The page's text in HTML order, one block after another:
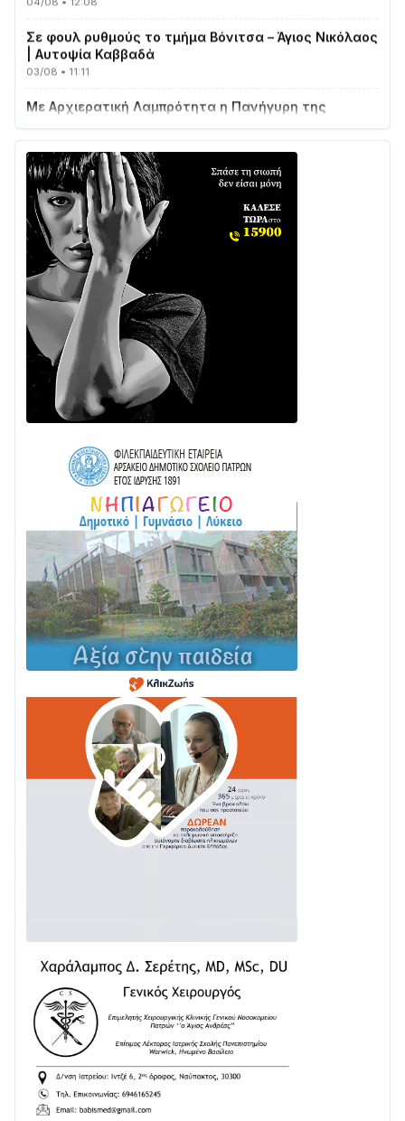
| Αυτοψία Καββαδά
03/08 • 11:11
Μεταμορφώσεως του Σωτήρος στο Γολέμι
Ενισχύεται η Πολιτική Προστασία στο Δήμο Αγρινίου
με δύο νέα υδροφόρα οχήματα
02/08 • 18:26
Διαβάστε την «Ναυπακτία» που κυκλοφορεί
31/07 • 08:16
Δωρίδα για Όλους: «Καμία εκχώρηση των νερών
στην ΕΥΔΑΠ»
28/07 • 21:46
Διαβάστε την «Ναυπακτία» που κυκλοφορεί
24/07 • 11:31
Γιορτή της Τράτας 2026 | Ερατεινή Δωρίδας:
Παράδοση, Χορός & Γλέντι!
ΤΟ ΠΑΡΤΥ ΣΥΝΕΧΙΖΕΤΑΙ…
05/08 • 08:41
Στο σκοτάδι μεγάλο μέρος στο Λυγιά Ναυπάκτου
04/08 • 19:47
Σε τροχιά υλοποίησης η Παράκαμψη του Κέντρου
της Ναυπάκτου
04/08 • 12:08
Σε φουλ ρυθμούς το τμήμα Βόνιτσα – Άγιος Νικόλαος
| Αυτοψία Καββαδά
Με Αρχιερατική Λαμπρότητα η Πανήγυρη της
Μεταμορφώσεως του Σωτήρος στο Γολέμι
03/08 • 07:45
Ενισχύεται η Πολιτική Προστασία στο Δήμο Αγρινίου
με δύο νέα υδροφόρα οχήματα
02/08 • 18:26
Διαβάστε την «Ναυπακτία» που κυκλοφορεί
28/07 • 21:46
Διαβάστε την «Ναυπακτία» που κυκλοφορεί
24/07 • 11:31